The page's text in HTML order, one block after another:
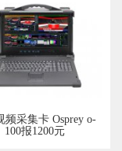
频采集卡 Osprey o-
100报1200元